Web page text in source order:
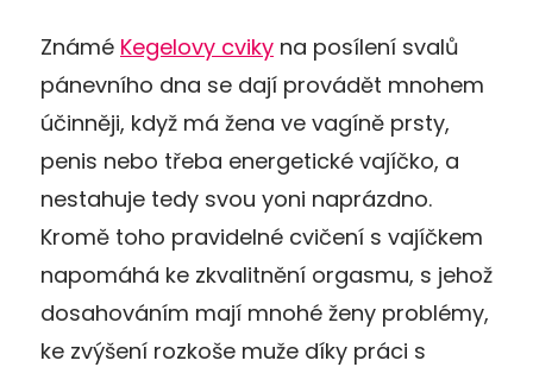
Známé Kegelovy cviky na posílení svalů
pánevního dna se dají provádět mnohem
účinněji, když má žena ve vagíně prsty,
penis nebo třeba energetické vajíčko, a
nestahuje tedy svou yoni naprázdno.
Kromě toho pravidelné cvičení s vajíčkem
napomáhá ke zkvalitnění orgasmu, s jehož
dosahováním mají mnohé ženy problémy,
ke zvýšení rozkoše muže díky práci s